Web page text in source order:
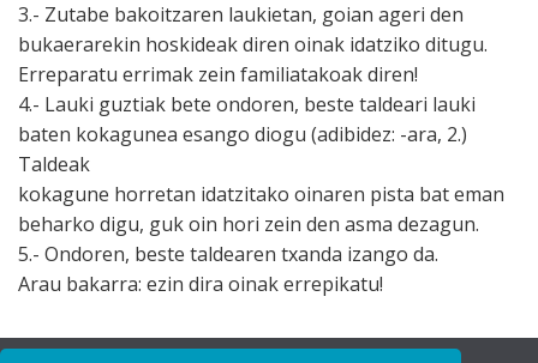
3.- Zutabe bakoitzaren laukietan, goian ageri den
bukaerarekin hoskideak diren oinak idatziko ditugu.
Erreparatu errimak zein familiatakoak diren!
4.- Lauki guztiak bete ondoren, beste taldeari lauki
baten kokagunea esango diogu (adibidez: -ara, 2.)
Taldeak
kokagune horretan idatzitako oinaren pista bat eman
beharko digu, guk oin hori zein den asma dezagun.
5.- Ondoren, beste taldearen txanda izango da.
Arau bakarra: ezin dira oinak errepikatu!